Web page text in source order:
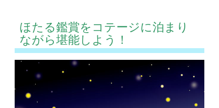
ほたる鑑賞をコテージに泊まり
ながら堪能しよう！